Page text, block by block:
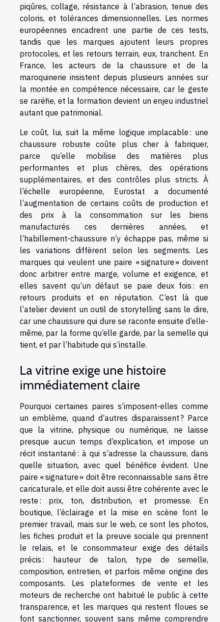
piqûres, collage, résistance à l’abrasion, tenue des
coloris, et tolérances dimensionnelles. Les normes
européennes encadrent une partie de ces tests,
tandis que les marques ajoutent leurs propres
protocoles, et les retours terrain, eux, tranchent. En
France, les acteurs de la chaussure et de la
maroquinerie insistent depuis plusieurs années sur
la montée en compétence nécessaire, car le geste
se raréfie, et la formation devient un enjeu industriel
autant que patrimonial.
Le coût, lui, suit la même logique implacable : une
chaussure robuste coûte plus cher à fabriquer,
parce qu’elle mobilise des matières plus
performantes et plus chères, des opérations
supplémentaires, et des contrôles plus stricts. À
l’échelle européenne, Eurostat a documenté
l’augmentation de certains coûts de production et
des prix à la consommation sur les biens
manufacturés ces dernières années, et
l’habillement-chaussure n’y échappe pas, même si
les variations diffèrent selon les segments. Les
marques qui veulent une paire « signature » doivent
donc arbitrer entre marge, volume et exigence, et
elles savent qu’un défaut se paie deux fois : en
retours produits et en réputation. C’est là que
l’atelier devient un outil de storytelling sans le dire,
car une chaussure qui dure se raconte ensuite d’elle-
même, par la forme qu’elle garde, par la semelle qui
tient, et par l’habitude qui s’installe.
La vitrine exige une histoire
immédiatement claire
Pourquoi certaines paires s’imposent-elles comme
un emblème, quand d’autres disparaissent ? Parce
que la vitrine, physique ou numérique, ne laisse
presque aucun temps d’explication, et impose un
récit instantané : à qui s’adresse la chaussure, dans
quelle situation, avec quel bénéfice évident. Une
paire « signature » doit être reconnaissable sans être
caricaturale, et elle doit aussi être cohérente avec le
reste : prix, ton, distribution, et promesse. En
boutique, l’éclairage et la mise en scène font le
premier travail, mais sur le web, ce sont les photos,
les fiches produit et la preuve sociale qui prennent
le relais, et le consommateur exige des détails
précis : hauteur de talon, type de semelle,
composition, entretien, et parfois même origine des
composants. Les plateformes de vente et les
moteurs de recherche ont habitué le public à cette
transparence, et les marques qui restent floues se
font sanctionner, souvent sans même comprendre